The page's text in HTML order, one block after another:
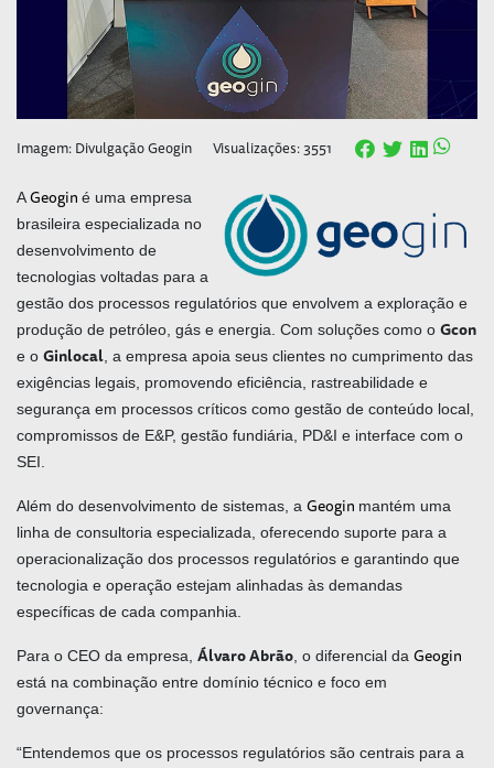
Imagem: Divulgação Geogin Visualizações: 3551
AGeogin é uma empresa
brasileira especializada no
desenvolvimento de
tecnologias voltadas para a
gestão dos processos regulatórios que envolvem a exploração e
produção de petróleo, gás e energia. Com soluções como o Gcon
e o Ginlocal , a empresa apoia seus clientes no cumprimento das
exigências legais, promovendo eficiência, rastreabilidade e
segurança em processos críticos como gestão de conteúdo local,
compromissos de E&P, gestão fundiária, PD&I e interface com o
SEI.
Além do desenvolvimento de sistemas, a Geogin mantém uma
linha de consultoria especializada, oferecendo suporte para a
operacionalização dos processos regulatórios e garantindo que
tecnologia e operação estejam alinhadas às demandas
específicas de cada companhia.
Para o CEO da empresa, Álvaro Abrão , o diferencial da Geogin
está na combinação entre domínio técnico e foco em
governança:
“Entendemos que os processos regulatórios são centrais para a